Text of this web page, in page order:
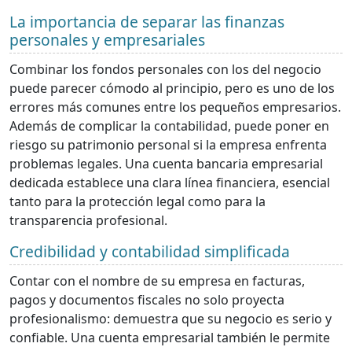
La importancia de separar las finanzas
personales y empresariales
Combinar los fondos personales con los del negocio
puede parecer cómodo al principio, pero es uno de los
errores más comunes entre los pequeños empresarios.
Además de complicar la contabilidad, puede poner en
riesgo su patrimonio personal si la empresa enfrenta
problemas legales. Una cuenta bancaria empresarial
dedicada establece una clara línea financiera, esencial
tanto para la protección legal como para la
transparencia profesional.
Credibilidad y contabilidad simplificada
Contar con el nombre de su empresa en facturas,
pagos y documentos fiscales no solo proyecta
profesionalismo: demuestra que su negocio es serio y
confiable. Una cuenta empresarial también le permite